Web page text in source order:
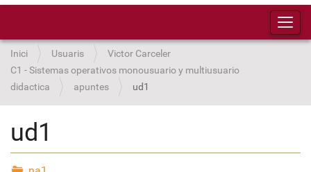
Inici Usuaris
Victor Carceler
C1 - Sistemas operativos monousuario y multiusuario
didactica
apuntes ud1
ud1